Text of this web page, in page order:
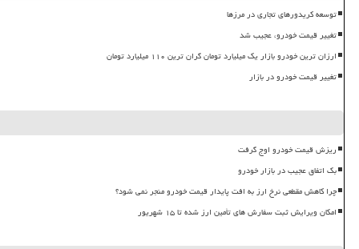
توسعه کریدورهای تجاری در مرزها
تغییر قیمت خودرو، عجیب شد
ارزان ترین خودرو بازار یک میلیارد تومان گران ترین ۱۱۰ میلیارد تومان
تغییر قیمت خودرو در بازار
ریزش قیمت خودرو اوج گرفت
بک اتفاق عجیب در بازار خودرو
چرا کاهش مقطعی نرخ ارز به افت پایدار قیمت خودرو منجر نمی شود؟
امکان ویرایش ثبت سفارش های تأمین ارز شده تا ۱۵ شهریور